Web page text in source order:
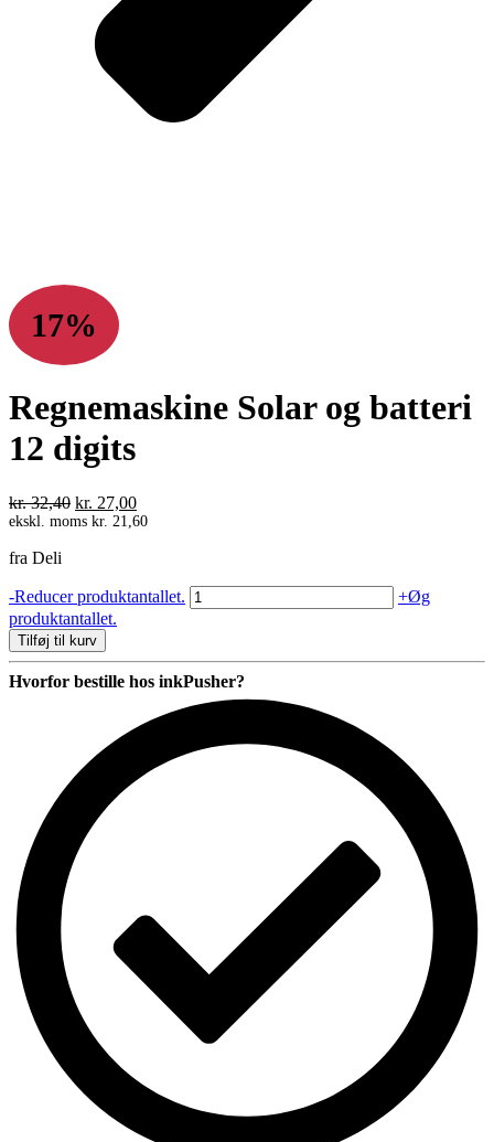
17%
Regnemaskine Solar og batteri
12 digits
kr.32,40 Den
oprindelige
kr. 27,00Den
aktuelle
ekskl. moms kr. 21,60
fra Deli
-Reducer produktantallet. Regnemaskine
Solar
12
digits
antal
+Øg
produktantallet.
Tilføj til kurv
Hvorfor bestille hos inkPusher?